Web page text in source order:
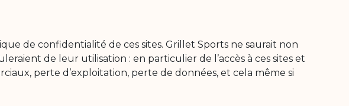
de confidentialité de ces sites. Grillet Sports ne saurait non
de leur utilisation : en particulier de l’accès à ces sites et
perte d’exploitation, perte de données, et cela même si